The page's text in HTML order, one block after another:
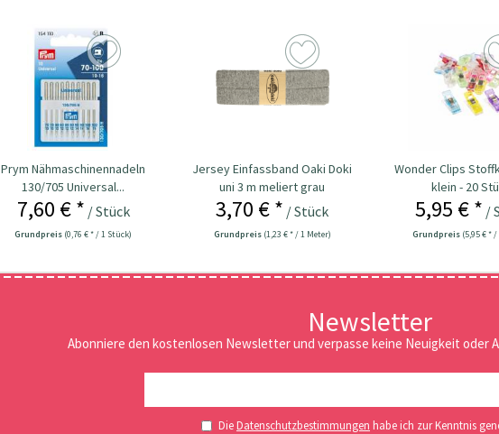
Prym Nähmaschinennadeln
130/705 Universal...
7,60 € * / Stück
Grundpreis (0,76 € * / 1 Stück)
Jersey Einfassband Oaki Doki
uni 3 m meliert grau
3,70 € * / Stück
Grundpreis (1,23 € * / 1 Meter)
Wonder Clips
klein - 20
5,95 € * /
Grundpreis (5,95 € *
Newsletter
Abonniere den kostenlosen Newsletter und verpasse keine Neuigkeit oder
DieDatenschutzbestimmungen habe ich zur Kenntnis